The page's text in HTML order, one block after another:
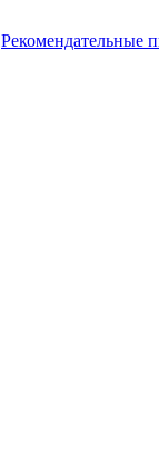
Рекомендательные